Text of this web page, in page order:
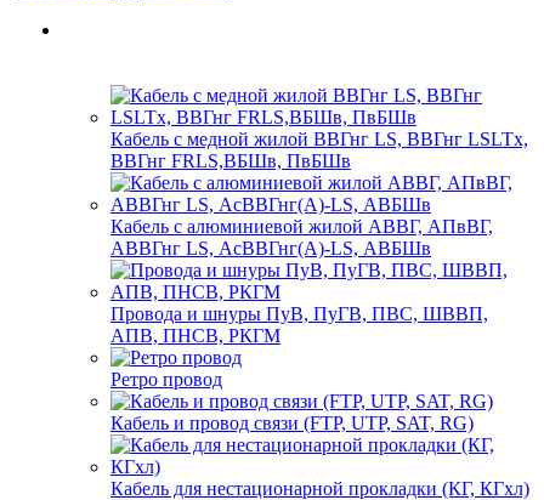
Кабель с медной жилой ВВГнг LS, ВВГнг LSLTx,
ВВГнг FRLS,ВБШв, ПвБШв
Кабель с алюминиевой жилой АВВГ, АПвВГ,
АВВГнг LS, АсВВГнг(А)-LS, АВБШв
Провода и шнуры ПуВ, ПуГВ, ПВС, ШВВП,
АПВ, ПНСВ, РКГМ
Ретро провод
Кабель и провод связи (FTP, UTP, SAT, RG)
Кабель для нестационарной прокладки (КГ, КГхл)